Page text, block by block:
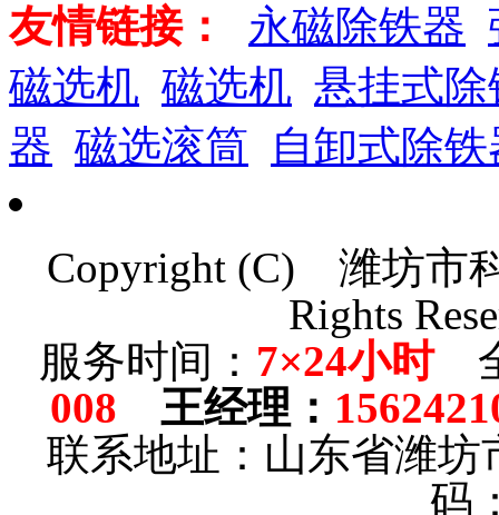
友情链接： 永磁除铁器
磁选机 磁选机 悬挂式除
器 磁选滚筒 自卸式除铁
Copyright (C) 潍坊市
Rights
服务时间： 7×24小时全
008 王经理 ：
联系地址：山东省潍
码